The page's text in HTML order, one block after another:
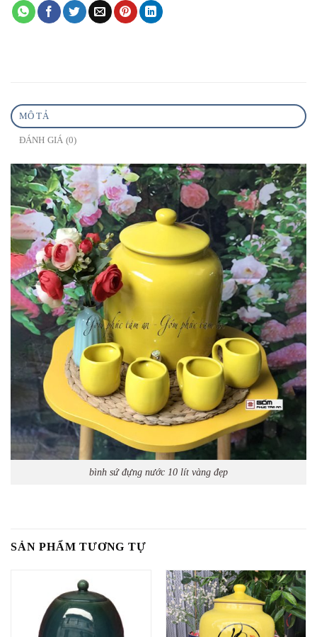
MÔ TẢ
ĐÁNH GIÁ (0)
bình sứ đựng nước 10 lít vàng đẹp
SẢN PHẨM TƯƠNG TỰ